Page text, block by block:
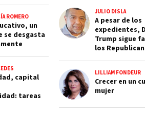
ROMERO
un
se desgasta
capital
tareas
JULIO DISLA
A pesar de los
expedientes,
Trump sigue
los
LILLIAM FONDEUR
Crecer en un
mujer